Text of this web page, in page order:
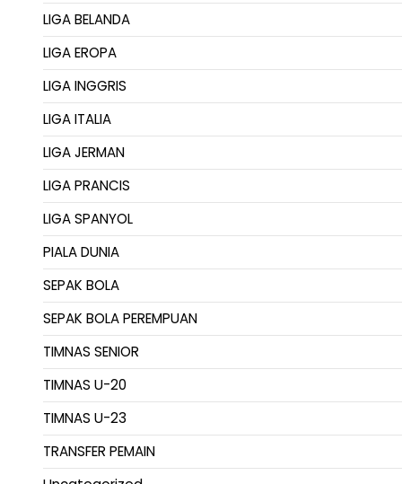
LIGA BELANDA
LIGA EROPA
LIGA INGGRIS
LIGA ITALIA
LIGA JERMAN
LIGA PRANCIS
LIGA SPANYOL
PIALA DUNIA
SEPAK BOLA
SEPAK BOLA PEREMPUAN
TIMNAS SENIOR
TIMNAS U-20
TIMNAS U-23
TRANSFER PEMAIN